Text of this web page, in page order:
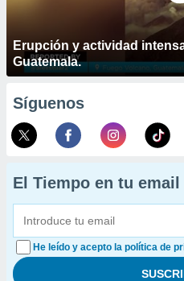
Erupción y actividad
Guatemala.
Síguenos
El Tiempo en tu email
He leído y acepto la política de